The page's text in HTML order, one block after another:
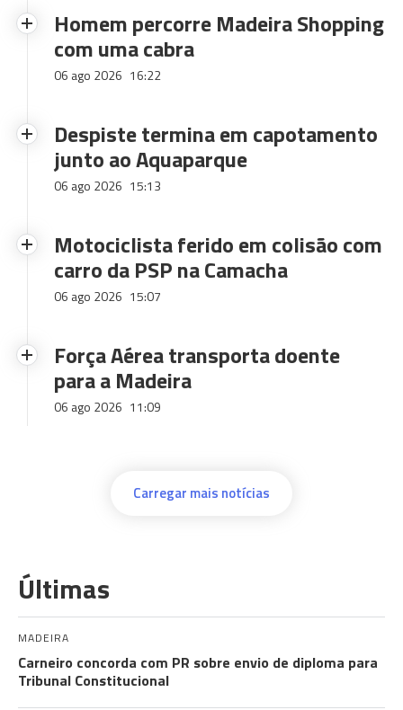
Homem percorre Madeira Shopping
com uma cabra
06 ago 2026 16:22
Despiste termina em capotamento
junto ao Aquaparque
06 ago 2026 15:13
Motociclista ferido em colisão com
carro da PSP na Camacha
06 ago 2026 15:07
Força Aérea transporta doente
para a Madeira
06 ago 2026 11:09
Carregar mais notícias
Últimas
MADEIRA
Carneiro concorda com PR sobre envio de diploma para
Tribunal Constitucional